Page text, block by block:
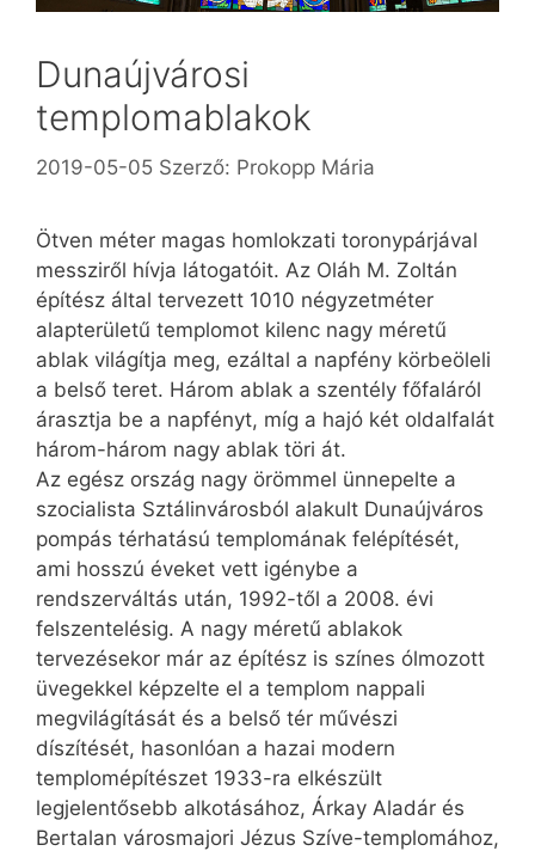
Dunaújvárosi
templomablakok
2019-05-05 Szerző: Prokopp Mária
Ötven méter magas homlokzati toronypárjával
messziről hívja látogatóit. Az Oláh M. Zoltán
építész által tervezett 1010 négyzetméter
alapterületű templomot kilenc nagy méretű
ablak világítja meg, ezáltal a napfény körbeöleli
a belső teret. Három ablak a szentély főfaláról
árasztja be a napfényt, míg a hajó két oldalfalát
három-három nagy ablak töri át.
Az egész ország nagy örömmel ünnepelte a
szocialista Sztálinvárosból alakult Dunaújváros
pompás térhatású templomának felépítését,
ami hosszú éveket vett igénybe a
rendszerváltás után, 1992-től a 2008. évi
felszentelésig. A nagy­ méretű ablakok
tervezésekor már az építész is színes ólmozott
üvegekkel képzelte el a templom nappali
megvilágítását és a belső tér művészi
díszítését, hasonlóan a hazai modern
templomépítészet 1933-ra elkészült
legjelentősebb alkotásához, Árkay Aladár és
Bertalan városmajori Jézus Szíve-templomához,